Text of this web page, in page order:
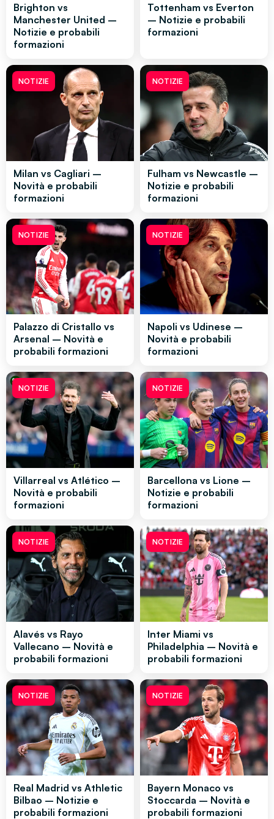
Brighton vs
Manchester United –
Notizie e probabili
formazioni
Tottenham vs Everton
– Notizie e probabili
formazioni
NOTIZIE
Milan vs Cagliari –
Novità e probabili
formazioni
NOTIZIE
Fulham vs Newcastle –
Notizie e probabili
formazioni
NOTIZIE
Palazzo di Cristallo vs
Arsenal – Novità e
probabili formazioni
NOTIZIE
Napoli vs Udinese –
Novità e probabili
formazioni
NOTIZIE
Villarreal vs Atlético –
Novità e probabili
formazioni
NOTIZIE
Barcellona vs Lione –
Notizie e probabili
formazioni
NOTIZIE
Alavés vs Rayo
Vallecano – Novità e
probabili formazioni
NOTIZIE
Inter Miami vs
Philadelphia – Novità e
probabili formazioni
NOTIZIE
Real Madrid vs Athletic
Bilbao – Notizie e
probabili formazioni
NOTIZIE
Bayern Monaco vs
Stoccarda – Novità e
probabili formazioni